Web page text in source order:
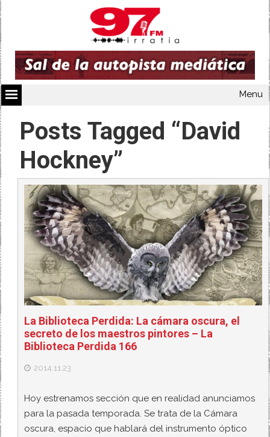
Menu
Posts Tagged “David
Hockney”
La Biblioteca Perdida: La cámara oscura, el
secreto de los maestros pintores – La
Biblioteca Perdida 166
2014.11.23
Hoy estrenamos sección que en realidad anunciamos
para la pasada temporada. Se trata de la Cámara
oscura, espacio que hablará del instrumento óptico